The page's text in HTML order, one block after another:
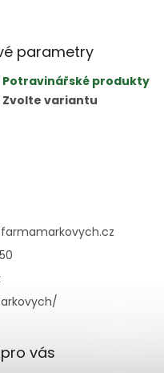
parametry
Potravinářské produkty
Zvolte variantu
farmamarkovych.cz
vás